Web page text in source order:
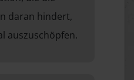
daran hindert,
auszuschöpfen.